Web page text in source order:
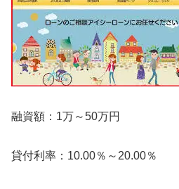
融資額：1万～50万円
貸付利率：10.00％～20.00％